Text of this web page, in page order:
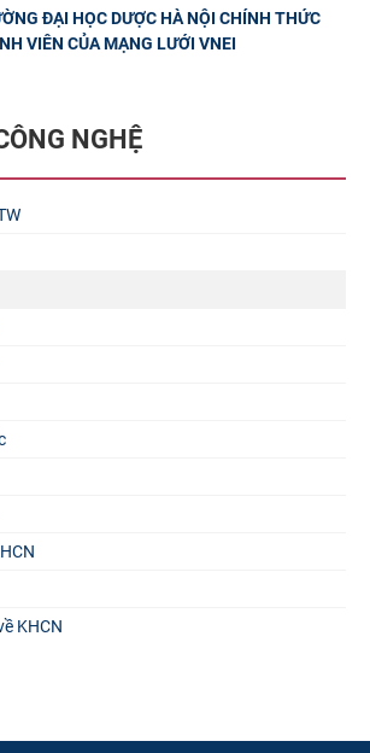
ĐẠI HỌC DƯỢC HÀ NỘI CHÍNH THỨC
VIÊN CỦA MẠNG LƯỚI VNEI
NGHỆ
KHCN